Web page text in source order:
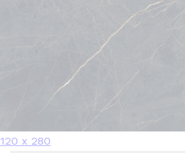
120 x 280